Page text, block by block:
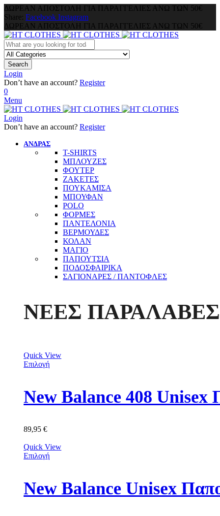
ΔΩΡΕΑΝ ΑΠΟΣΤΟΛΗ ΓΙΑ ΠΑΡΑΓΓΕΛΙΕΣ ΑΝΩ ΤΩΝ 50€
Share: Facebook Instagram
ΔΩΡΕΑΝ ΑΠΟΣΤΟΛΗ ΓΙΑ ΠΑΡΑΓΓΕΛΙΕΣ ΑΝΩ ΤΩΝ 50€
Search
Login
Don’t have an account? Register
0
Menu
Login
Don’t have an account? Register
ΑΝΔΡΑΣ
T-SHIRTS
ΜΠΛΟΥΖΕΣ
ΦΟΥΤΕΡ
ΖΑΚΕΤΕΣ
ΠΟΥΚΑΜΙΣΑ
ΜΠΟΥΦΑΝ
POLO
ΦΟΡΜΕΣ
ΠΑΝΤΕΛΟΝΙΑ
ΒΕΡΜΟΥΔΕΣ
ΚΟΛΑΝ
ΜΑΓΙΟ
ΠΑΠΟΥΤΣΙΑ
ΠΟΔΟΣΦΑΙΡΙΚΑ
ΣΑΓΙΟΝΑΡΕΣ / ΠΑΝΤΟΦΛΕΣ
ΝΕΕΣ ΠΑΡΑΛΑΒΕΣ
Quick View
Επιλογή
New Balance 408
89,95 €
Quick View
Επιλογή
New Balance Unisex